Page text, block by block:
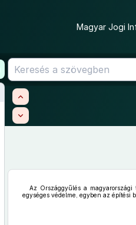
Magyar Jogi
Az Országgyűlés a
egységes védelme, egyben az építési